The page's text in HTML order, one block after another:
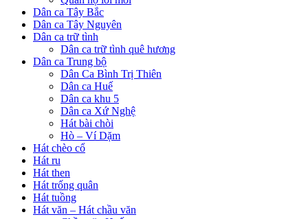
Dân ca Tây Bắc
Dân ca Tây Nguyên
Dân ca trữ tình
Dân ca trữ tình quê hương
Dân ca Trung bộ
Dân Ca Bình Trị Thiên
Dân ca Huế
Dân ca khu 5
Dân ca Xứ Nghệ
Hát bài chòi
Hò – Ví Dặm
Hát chèo cổ
Hát ru
Hát then
Hát trống quân
Hát tuồng
Hát văn – Hát chầu văn